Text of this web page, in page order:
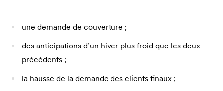
une demande de couverture ;
des anticipations d’un hiver plus froid que les deux
précédents ;
la hausse de la demande des clients finaux ;